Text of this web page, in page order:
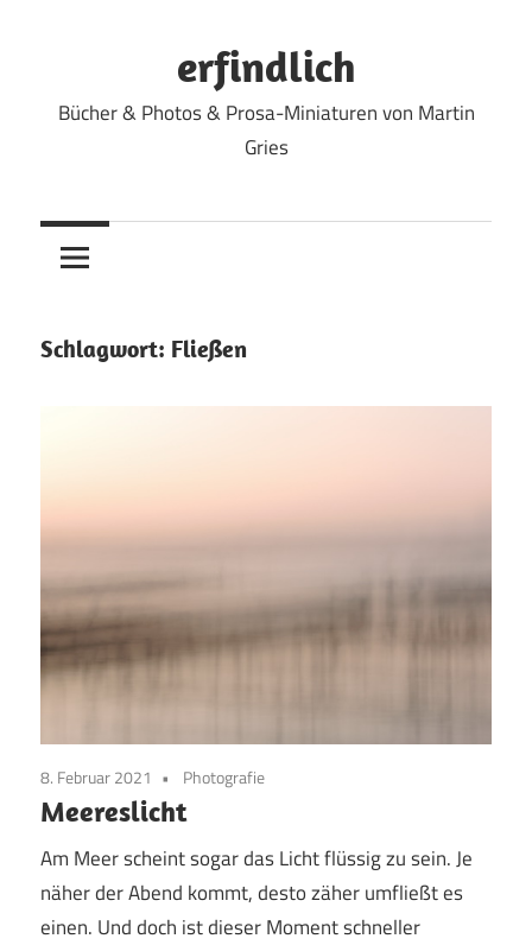
erfindlich
Bücher & Photos & Prosa-Miniaturen von Martin
Gries
Schlagwort: Fließen
8. Februar 2021 Photografie
Meereslicht
Am Meer scheint sogar das Licht flüssig zu sein. Je
näher der Abend kommt, desto zäher umfließt es
einen. Und doch ist dieser Moment schneller